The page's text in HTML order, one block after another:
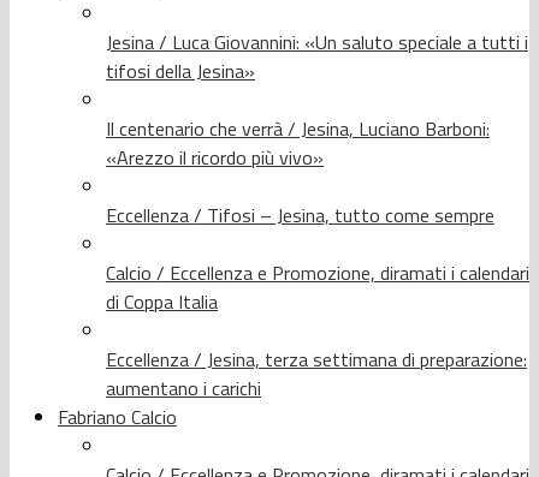
Jesina / Luca Giovannini: «Un saluto speciale a tutti i
tifosi della Jesina»
Il centenario che verrà / Jesina, Luciano Barboni:
«Arezzo il ricordo più vivo»
Eccellenza / Tifosi – Jesina, tutto come sempre
Calcio / Eccellenza e Promozione, diramati i calendari
di Coppa Italia
Eccellenza / Jesina, terza settimana di preparazione:
aumentano i carichi
Fabriano Calcio